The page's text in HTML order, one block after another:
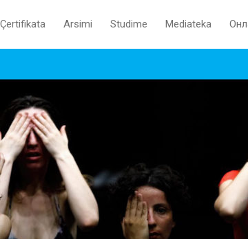
Çertifikata Arsimi Studime Mediateka